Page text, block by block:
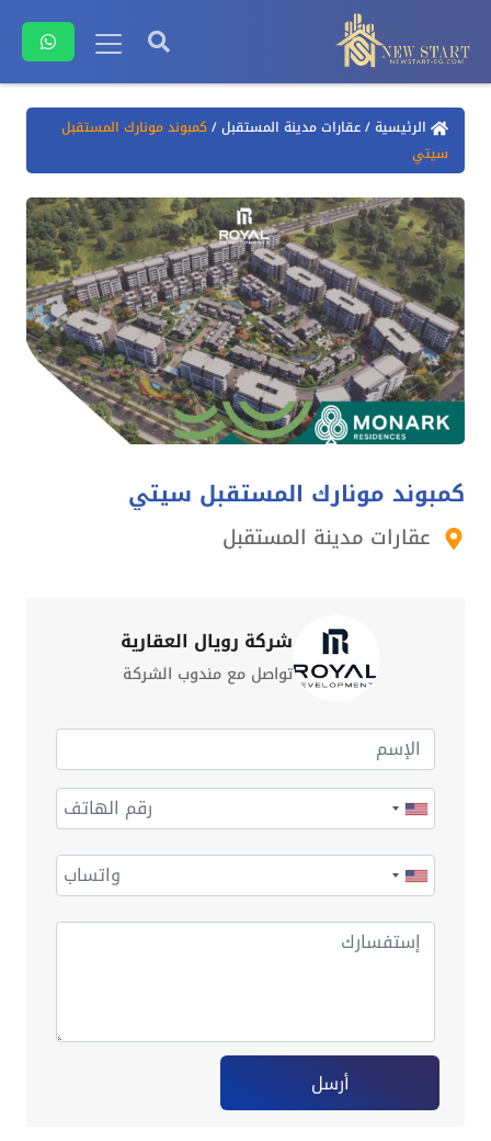
الرئيسية/عقارات مدينة المستقبل/كمبوند مونارك المستقبل
سيتي
كمبوند مونارك المستقبل سيتي
عقارات مدينة المستقبل
شركة رويال العقارية
تواصل مع مندوب الشركة
أرسل